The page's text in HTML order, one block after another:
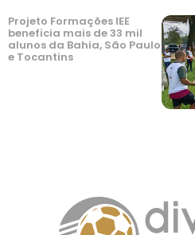
Projeto Formações IEE
beneficia mais de 33 mil
alunos da Bahia, São Paulo
e Tocantins